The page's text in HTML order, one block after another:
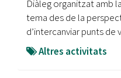
Diàleg organitzat amb
tema des de la
d’intercanviar punts de
Altres activitats